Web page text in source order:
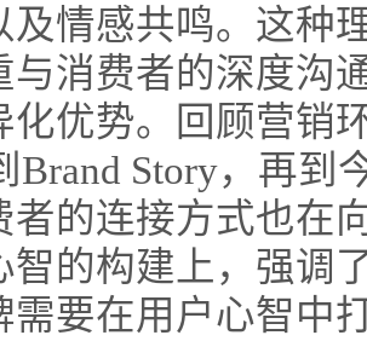
及情感共鸣。这种
与消费者的深度沟
化优势。回顾营销
Brand Story，再到
者的连接方式也在
智的构建上，强调
需要在用户心智中